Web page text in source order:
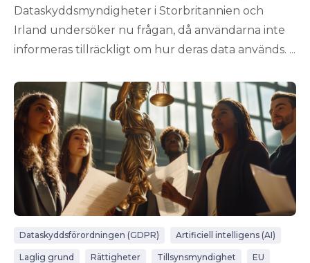
Dataskyddsmyndigheter i Storbritannien och
Irland undersöker nu frågan, då användarna inte
informeras tillräckligt om hur deras data används. ...
Dataskyddsförordningen (GDPR) Artificiell intelligens (AI)
Laglig grund Rättigheter Tillsynsmyndighet EU